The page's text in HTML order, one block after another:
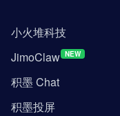
小火堆科技
JimoClaw NEW
积墨 Chat
积墨投屏